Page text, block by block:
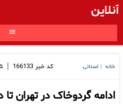
آنلاین
خانه استانی کد خبر 166133
|
ادامه گردوخاک در تهران